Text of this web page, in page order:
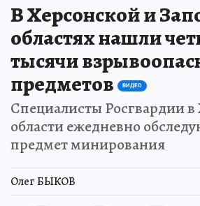
В Херсонской и
областях нашли
тысячи
предметов
ВИДЕО
Специалисты Росгвардии
области ежедневно
предмет минирования
Олег БЫКОВ